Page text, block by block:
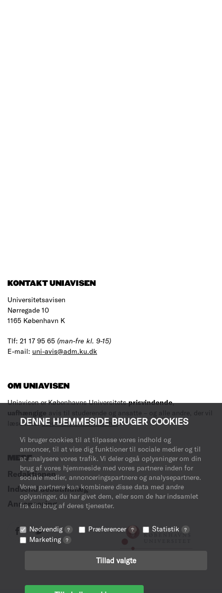
DENNE HJEMMESIDE BRUGER COOKIES
Vi bruger cookies til at tilpasse vores indhold og
annoncer, til at vise dig funktioner til sociale medier og til
at analysere vores trafik. Vi deler også oplysninger om din
brug af vores hjemmeside med vores partnere inden for
sociale medier, annonceringspartnere og analysepartnere.
Vores partnere kan kombinere disse data med andre
oplysninger, du har givet dem, eller som de har indsamlet
fra din brug af deres tjenester.
Nødvendig ? Præferencer ? Statistik ?
Marketing ?
Tillad valgte
KONTAKT UNIAVISEN
Universitetsavisen
Nørregade 10
1165 København K
Tlf: 21 17 95 65 (man-fre kl. 9-15)
E-mail: uni-avis@adm.ku.dk
OM UNIAVISEN
Uniavisen er Københavns Universitetsprisvindende,
uafhængige avis til studerende og ansatte – og alle andre, der vil
læse med.Læs mere om avisen her.
MERE
Redaktionen
Indsend debatindlæg
Annoncering